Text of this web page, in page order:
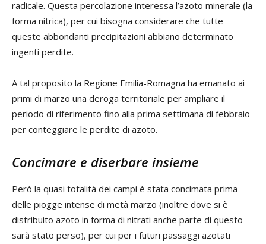
radicale. Questa percolazione interessa l’azoto minerale (la
forma nitrica), per cui bisogna considerare che tutte
queste abbondanti precipitazioni abbiano determinato
ingenti perdite.
A tal proposito la Regione Emilia-Romagna ha emanato ai
primi di marzo una deroga territoriale per ampliare il
periodo di riferimento fino alla prima settimana di febbraio
per conteggiare le perdite di azoto.
Concimare e diserbare insieme
Però la quasi totalità dei campi è stata concimata prima
delle piogge intense di metà marzo (inoltre dove si è
distribuito azoto in forma di nitrati anche parte di questo
sarà stato perso), per cui per i futuri passaggi azotati